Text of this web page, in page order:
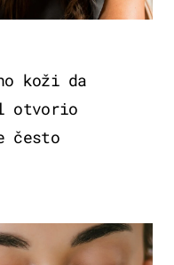
koži da
otvorio
često